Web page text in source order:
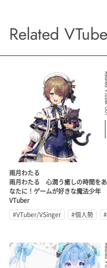
Related
雨月わたる
雨月わたる 心潤う癒しの時間をあ
なたに！ゲームが好きな魔法少年
VTuber
#VTuber/VSinger
#個人勢